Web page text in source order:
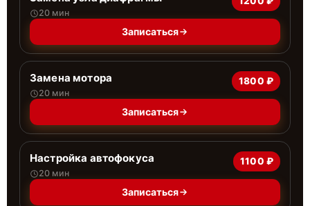
20 мин
Записаться
Замена мотора
20 мин
1800 ₽
Записаться
Настройка автофокуса
20 мин
1100 ₽
Записаться